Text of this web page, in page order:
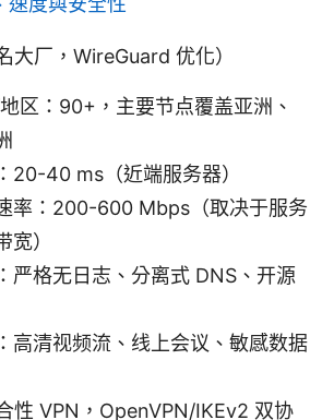
大厂，WireGuard 优化）
区：90+，主要节点覆盖亚洲、
20-40 ms（近端服务器）
率：200-600 Mbps（取决于服务
宽）
严格无日志、分离式 DNS、开源
高清视频流、线上会议、敏感数据
性 VPN，OpenVPN/IKEv2 双协